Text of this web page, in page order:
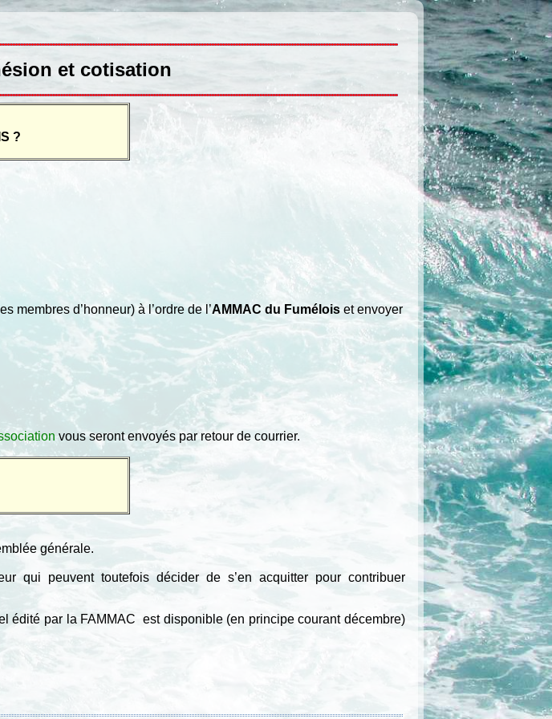
et cotisation
?
membres d’honneur) à l’ordre de l’AMMAC du Fumélois et envoyer
vous seront envoyés par retour de courrier.
générale.
qui peuvent toutefois décider de s’en acquitter pour contribuer
édité par la FAMMAC est disponible (en principe courant décembre)